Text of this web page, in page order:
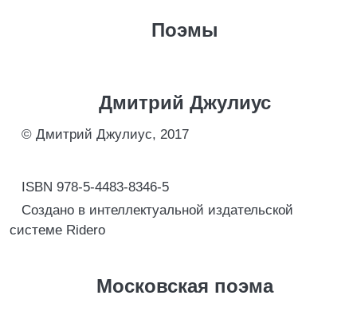
Поэмы
Дмитрий Джулиус
© Дмитрий Джулиус, 2017
ISBN 978-5-4483-8346-5
Создано в интеллектуальной издательской
системе Ridero
Московская поэма